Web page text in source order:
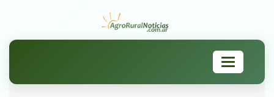
Toggle
navigation